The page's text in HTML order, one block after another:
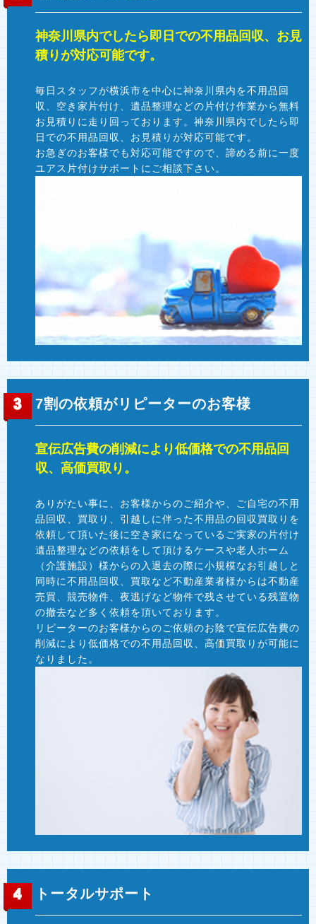
神奈川県内でしたら即日での不用品回収、お見
積りが対応可能です。
毎日スタッフが横浜市を中心に神奈川県内を不用品回
収、空き家片付け、遺品整理などの片付け作業から無料
お見積りに走り回っております。神奈川県内でしたら即
日での不用品回収、お見積りが対応可能です。
お急ぎのお客様でも対応可能ですので、諦める前に一度
ユアス片付けサポートにご相談下さい。
7割の依頼がリピーターのお客様
宣伝広告費の削減により低価格での不用品回
収、高価買取り。
ありがたい事に、お客様からのご紹介や、ご自宅の不用
品回収、買取り、引越しに伴った不用品の回収買取りを
依頼して頂いた後に空き家になっているご実家の片付け
遺品整理などの依頼をして頂けるケースや老人ホーム
（介護施設）様からの入退去の際に小規模なお引越しと
同時に不用品回収、買取など不動産業者様からは不動産
売買、競売物件、夜逃げなど物件で残させている残置物
の撤去など多く依頼を頂いております。
リピーターのお客様からのご依頼のお陰で宣伝広告費の
削減により低価格での不用品回収、高価買取りが可能に
なりました。
トータルサポート